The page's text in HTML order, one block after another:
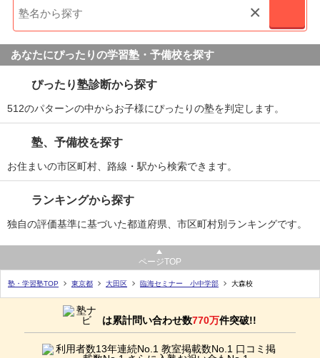
×
あなたにぴったりの学習塾・予備校を探す
ぴったり塾診断から探す
512のパターンの中からお子様にぴったりの塾を判定します。
塾、予備校を探す
お住まいの市区町村、路線・駅から検索できます。
ランキングから探す
独自の評価基準に基づいた都道府県、市区町村別ランキングです。
ページTOP
塾・学習塾TOP 東京都 大田区 臨海セミナー 小中学部 大森校
は累計問い合わせ数770万件突破!!